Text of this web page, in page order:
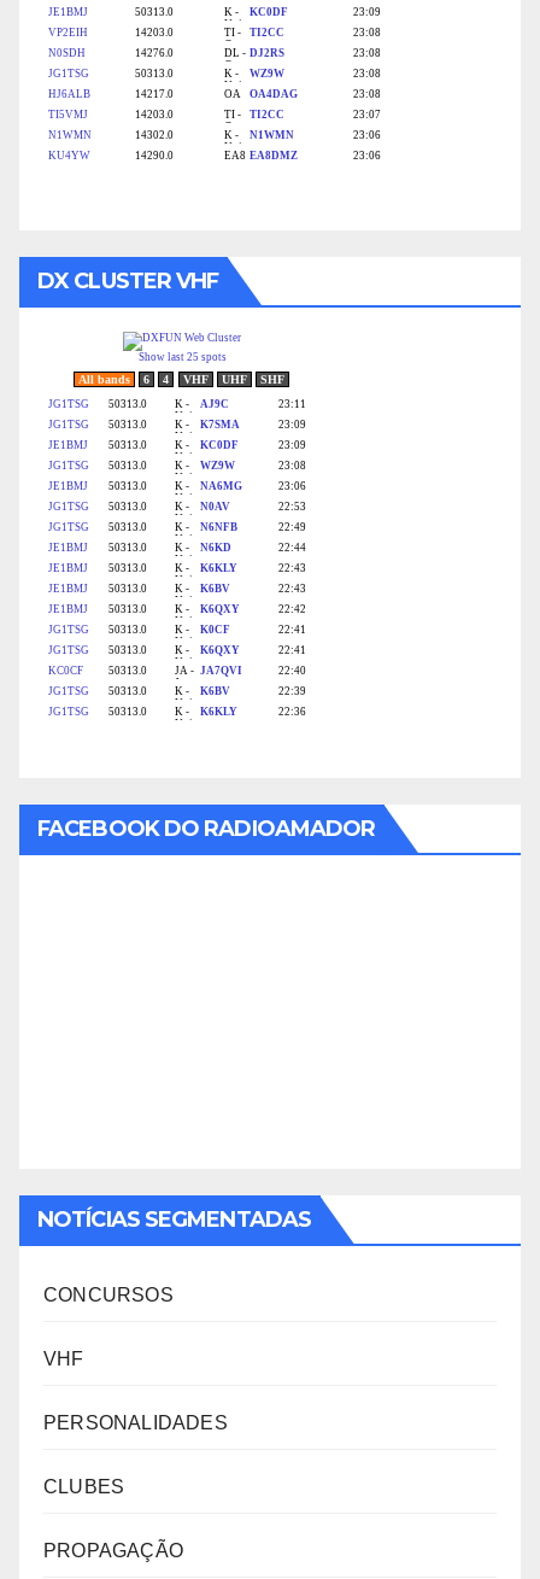
DX CLUSTER VHF
FACEBOOK DO RADIOAMADOR
NOTÍCIAS SEGMENTADAS
CONCURSOS
VHF
PERSONALIDADES
CLUBES
PROPAGAÇÃO